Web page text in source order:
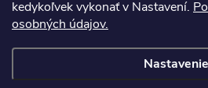
kedykoľvek vykonať v Nastavení.
osobných údajov.
Nastavenie
Kontakty Obchodné podmienky